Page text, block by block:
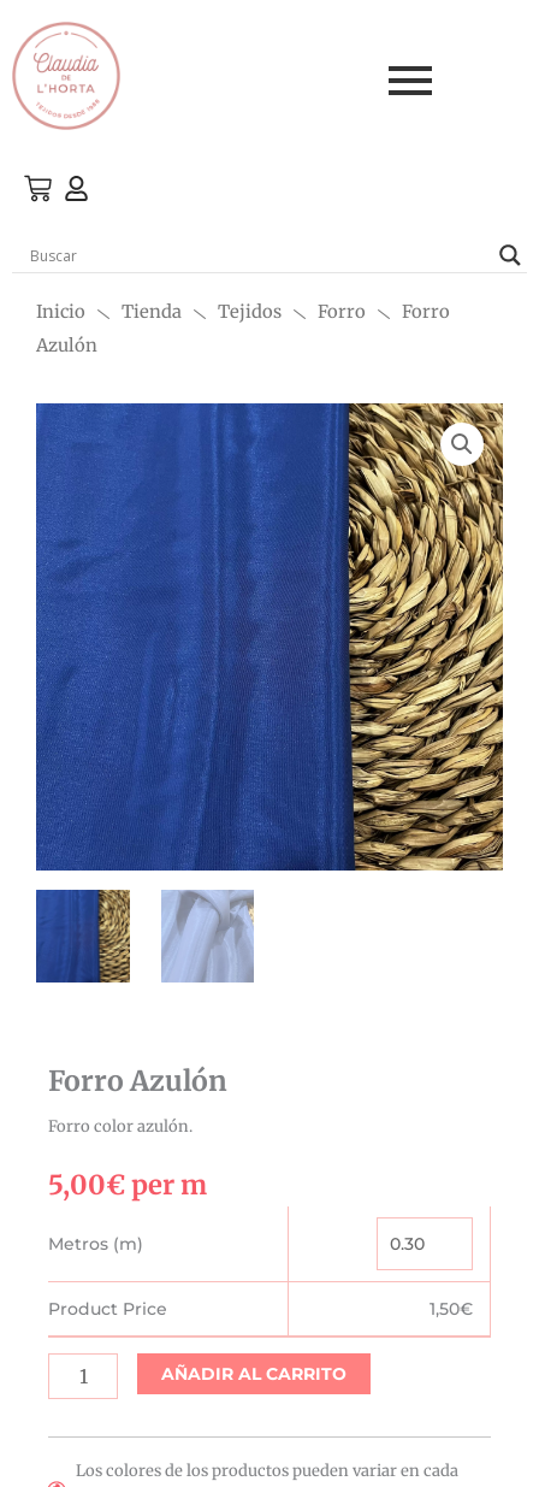
contenido
Inicio Tienda Tejidos Forro
Forro
Azulón
Forro Azulón
Forro color azulón.
5,00€per m
Metros (m)
Product Price 1,50€
Azulón
cantidad
AÑADIR AL CARRITO
Los colores de los productos pueden variar en cada